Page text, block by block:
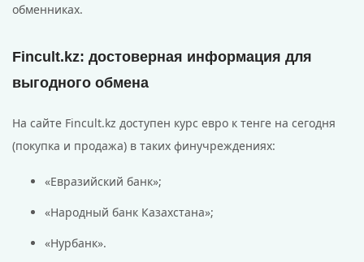
обменниках.
Fincult.kz: достоверная информация для
выгодного обмена
На сайте Fincult.kz доступен курс евро к тенге на сегодня
(покупка и продажа) в таких финучреждениях:
«Евразийский банк»;
«Народный банк Казахстана»;
«Нурбанк».